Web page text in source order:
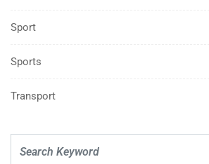
Sport
Sports
Transport